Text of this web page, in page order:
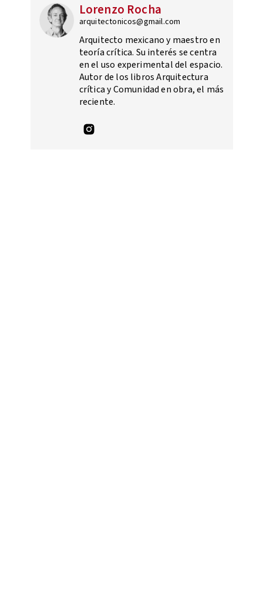
Lorenzo Rocha
arquitectonicos@gmail.com
Arquitecto mexicano y maestro en
teoría crítica. Su interés se centra
en el uso experimental del espacio.
Autor de los libros Arquitectura
crítica y Comunidad en obra, el más
reciente.